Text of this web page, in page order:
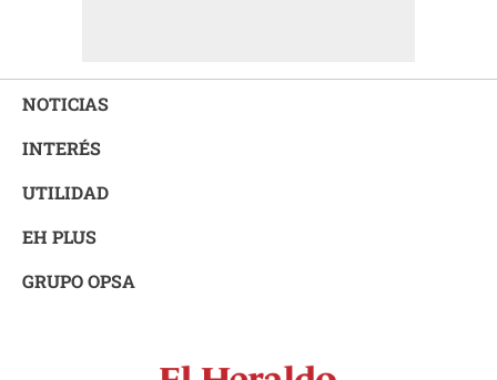
NOTICIAS
INTERÉS
UTILIDAD
EH PLUS
GRUPO OPSA